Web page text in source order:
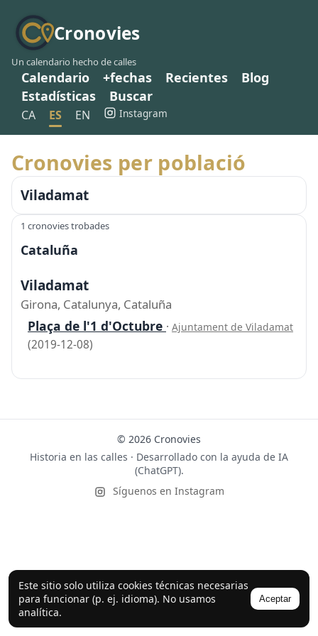
Cronovies
Un calendario hecho de calles
Calendario +fechas Recientes
Blog
Estadísticas
Buscar
CA ES EN Instagram
Este sitio solo utiliza cookies técnicas necesarias
para funcionar (p. ej. idioma). No usamos
analítica.
Aceptar
Cronovies per població
Viladamat
1 cronovies trobades
Cataluña
Viladamat
Girona, Catalunya, Cataluña
Plaça de l'1 d'Octubre · Ajuntament de Viladamat
(2019-12-08)
© 2026 Cronovies
Historia en las calles · Desarrollado con la ayuda de IA
(ChatGPT).
Síguenos en Instagram